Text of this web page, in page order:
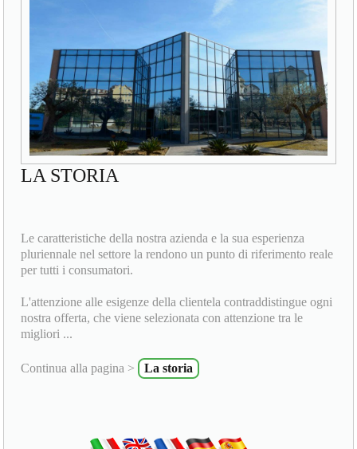
LA STORIA
Le caratteristiche della nostra azienda e la sua esperienza
pluriennale nel settore la rendono un punto di riferimento reale
per tutti i consumatori.
L'attenzione alle esigenze della clientela contraddistingue ogni
nostra offerta, che viene selezionata con attenzione tra le
migliori ...
Continua alla pagina > La storia